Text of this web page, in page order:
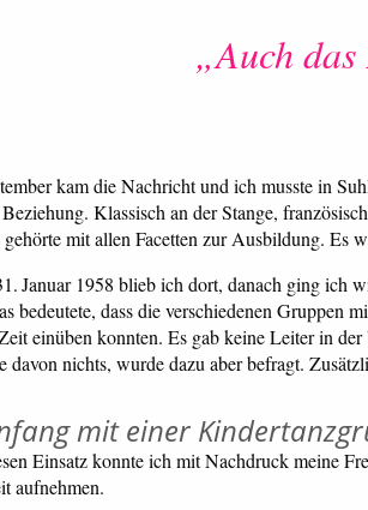
„Auch
kam die Nachricht und ich musste in
Klassisch an der Stange,
mit allen Facetten zur Ausbildung. Es
Januar 1958 blieb ich dort, danach ging ich
bedeutete, dass die verschiedenen Gruppen
einüben konnten. Es gab keine Leiter in
davon nichts, wurde dazu aber befragt.
mit einer
Einsatz konnte ich mit Nachdruck meine
aufnehmen.